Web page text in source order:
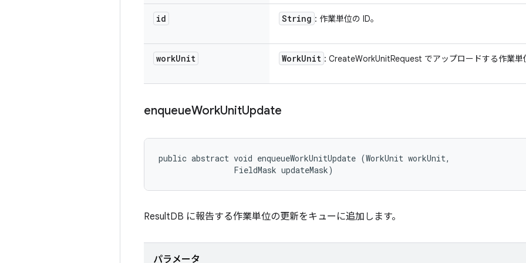
id String : 作業単位の ID。
workUnit WorkUnit : CreateWorkUnitRequest でアップロードする作業単
enqueueWorkUnitUpdate
public abstract void enqueueWorkUnitUpdate (WorkUnit workUnit,
                FieldMask updateMask)
ResultDB に報告する作業単位の更新をキューに追加します。
パラメータ